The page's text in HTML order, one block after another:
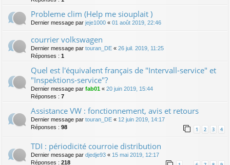
Probleme clim (Help me siouplait )
Dernier message par jeje1000 « 01 août 2019, 22:46
courrier volkswagen
Dernier message par touran_DE « 26 juil. 2019, 11:25
Réponses : 1
Quel est l'équivalent français de "Intervall-service" et
"Inspektions-service"?
Dernier message par fab01 « 20 juin 2019, 15:44
Réponses : 7
Assistance VW : fonctionnement, avis et retours
Dernier message par touran_DE « 12 juin 2019, 14:17
Réponses : 98 1 2 3 4
TDI : périodicité courroie distribution
Dernier message par djedje93 « 15 mai 2019, 12:17
Réponses : 218